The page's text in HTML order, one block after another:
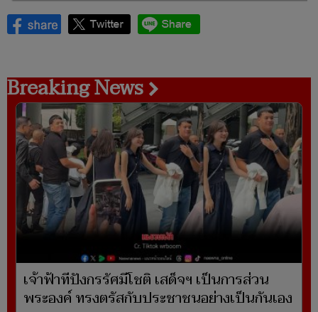
Breaking News
เจ้าฟ้าทีปังกรรัศมีโชติ เสด็จฯ เป็นการส่วน
พระองค์ ทรงตรัสกับประชาชนอย่างเป็นกันเอง